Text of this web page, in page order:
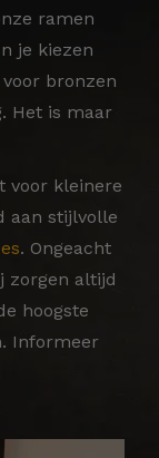
ramen
je kiezen
bronzen
Het is maar
voor kleinere
aan stijlvolle
. Ongeacht
zorgen altijd
hoogste
Informeer